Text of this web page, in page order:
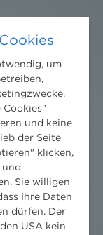
um
Cookies"
und keine
der Seite
klicken,
und
Sie willigen
Ihre Daten
dürfen. Der
USA kein